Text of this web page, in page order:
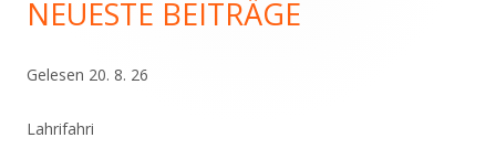
NEUESTE BEITRÄGE
Gelesen 20. 8. 26
Lahrifahri